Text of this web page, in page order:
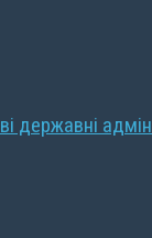
державні